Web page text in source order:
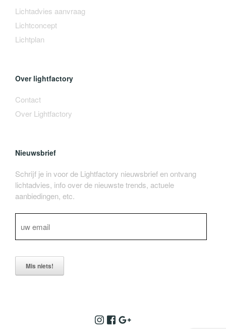
Lichtadvies aanvraag
Lichtconcept
Lichtplan
Over lightfactory
Contact
Over Lightfactory
Nieuwsbrief
Schrijf je in voor de Lightfactory nieuwsbrief en ontvang
lichtadvies, info over de nieuwste trends, actuele
aanbiedingen, etc.